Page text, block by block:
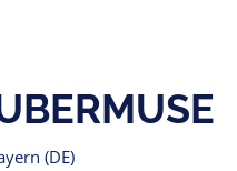
(DE)